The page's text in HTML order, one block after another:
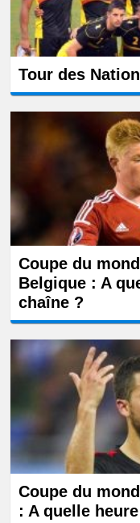
Tour des
Coupe du
Belgique : A
chaîne ?
Coupe du
: A quelle